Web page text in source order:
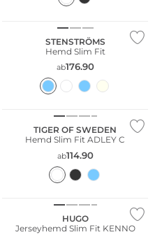
STENSTRÖMS
Hemd Slim Fit
ab176.90
TIGER OF SWEDEN
Hemd Slim Fit ADLEY C
ab114.90
HUGO
Jerseyhemd Slim Fit KENNO